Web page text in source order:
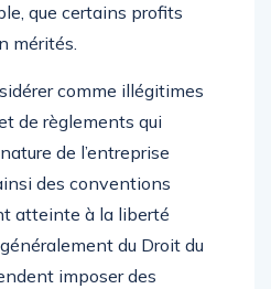
que certains profits
mérités.
comme illégitimes
de règlements qui
de l’entreprise
des conventions
atteinte à la liberté
du Droit du
imposer des